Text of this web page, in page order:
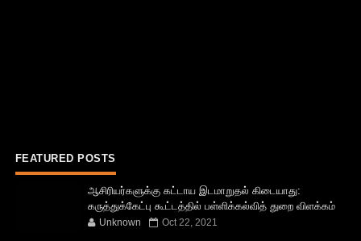
FEATURED POSTS
ஆசிரியர்களுக்கு கட்டாய இடமாறுதல் கிடையாது:
கருத்துக்கேட்பு கூட்டத்தில் பள்ளிக்கல்வித் துறை விளக்கம்
Unknown Oct 22, 2021